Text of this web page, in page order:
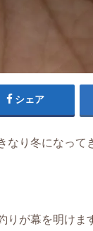
シェア
なり冬になっ
りが幕を明けま